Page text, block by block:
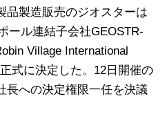
品製造販売のジオスターは
ール連結子会社GEOSTR-
Village International
式に決定した。12日開催の
長への決定権限一任を決議